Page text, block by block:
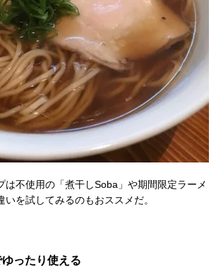
は不使用の「煮干しSoba」や期間限定ラーメ
いを試してみるのもおススメだ。
ったり使える